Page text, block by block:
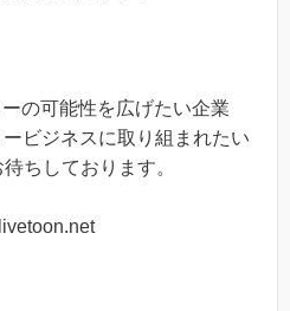
の可能性を広げたい企業
ビジネスに取り組まれたい
ちしております。